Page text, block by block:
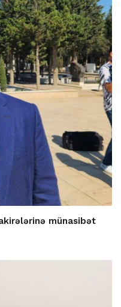
münasibət